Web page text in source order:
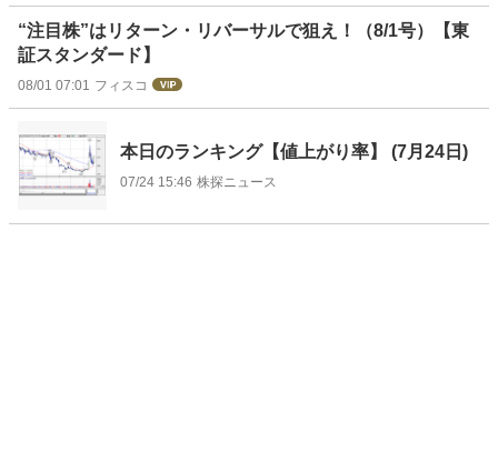
“注目株”はリターン・リバーサルで狙え！（8/1号）【東
証スタンダード】
08/01 07:01 フィスコ
本日のランキング【値上がり率】 (7月24日)
07/24 15:46 株探ニュース